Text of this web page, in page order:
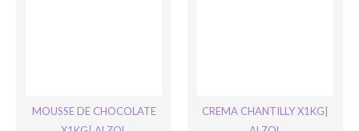
MOUSSE DE CHOCOLATE
CREMA CHANTILLY X1KG|